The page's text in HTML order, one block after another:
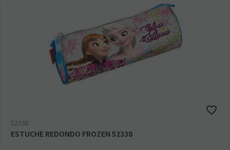
52338
ESTUCHE REDONDO FROZEN 52338